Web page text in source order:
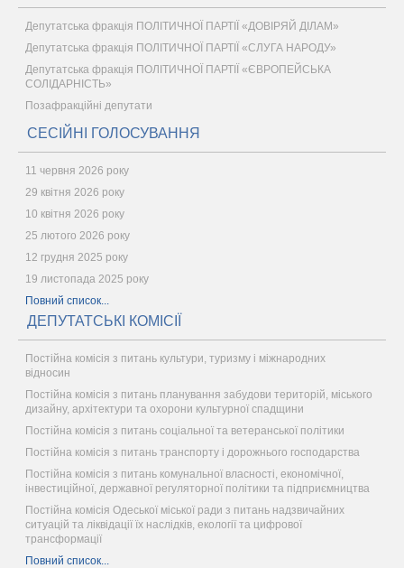
Депутатська фракція ПОЛІТИЧНОЇ ПАРТІЇ «ДОВІРЯЙ ДІЛАМ»
Депутатська фракція ПОЛІТИЧНОЇ ПАРТІЇ «СЛУГА НАРОДУ»
Депутатська фракція ПОЛІТИЧНОЇ ПАРТІЇ «ЄВРОПЕЙСЬКА
СОЛІДАРНІСТЬ»
Позафракційні депутати
СЕСІЙНІ ГОЛОСУВАННЯ
11 червня 2026 року
29 квітня 2026 року
10 квітня 2026 року
25 лютого 2026 року
12 грудня 2025 року
19 листопада 2025 року
Повний список...
ДЕПУТАТСЬКІ КОМІСІЇ
Постійна комісія з питань культури, туризму і міжнародних
відносин
Постійна комісія з питань планування забудови територій, міського
дизайну, архітектури та охорони культурної спадщини
Постійна комісія з питань соціальної та ветеранської політики
Постійна комісія з питань транспорту і дорожнього господарства
Постійна комісія з питань комунальної власності, економічної,
інвестиційної, державної регуляторної політики та підприємництва
Постійна комісія Одеської міської ради з питань надзвичайних
ситуацій та ліквідації їх наслідків, екології та цифрової
трансформації
Повний список...